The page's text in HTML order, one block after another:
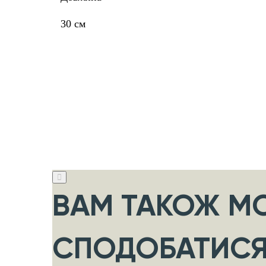
30 см
ВАМ ТАКОЖ